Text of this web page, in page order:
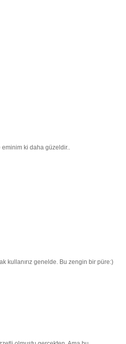
eminim ki daha güzeldir..
kullanırız genelde. Bu zengin bir püre:)